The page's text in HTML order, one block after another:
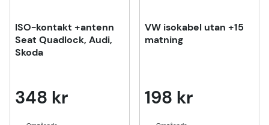
ISO-kontakt +antenn
Seat Quadlock, Audi,
Skoda
348 kr
VW isokabel utan +15
matning
198 kr